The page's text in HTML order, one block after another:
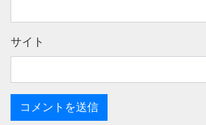
サイト